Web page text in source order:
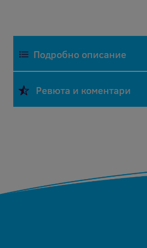
Подробно описание
Всички посочени цени се
Ревюта и коментари